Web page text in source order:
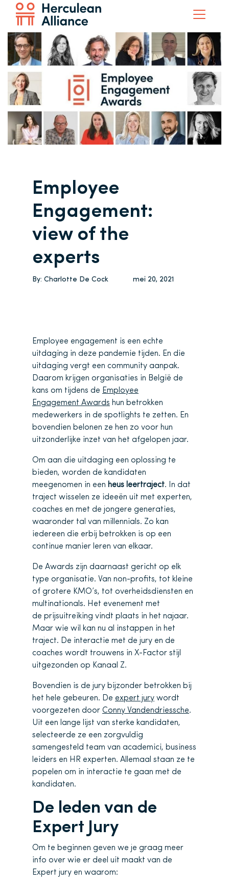
Employee
Engagement:
view of the
experts
By: Charlotte De Cock mei 20, 2021
Employee engagement is een echte
uitdaging in deze pandemie tijden. En die
uitdaging vergt een community aanpak.
Daarom krijgen organisaties in België de
kans om tijdens de Employee
Engagement Awards hun betrokken
medewerkers in de spotlights te zetten. En
bovendien belonen ze hen zo voor hun
uitzonderlijke inzet van het afgelopen jaar.
Om aan die uitdaging een oplossing te
bieden, worden de kandidaten
meegenomen in een heus leertraject. In dat
traject wisselen ze ideeën uit met experten,
coaches en met de jongere generaties,
waaronder tal van millennials. Zo kan
iedereen die erbij betrokken is op een
continue manier leren van elkaar.
De Awards zijn daarnaast gericht op elk
type organisatie. Van non-profits, tot kleine
of grotere KMO’s, tot overheidsdiensten en
multinationals. Het evenement met
de prijsuitreiking vindt plaats in het najaar.
Maar wie wil kan nu al instappen in het
traject. De interactie met de jury en de
coaches wordt trouwens in X-Factor stijl
uitgezonden op Kanaal Z.
Bovendien is de jury bijzonder betrokken bij
het hele gebeuren. De expert jury wordt
voorgezeten door Conny Vandendriessche.
Uit een lange lijst van sterke kandidaten,
selecteerde ze een zorgvuldig
samengesteld team van academici, business
leiders en HR experten. Allemaal staan ze te
popelen om in interactie te gaan met de
kandidaten.
De leden van de
Expert Jury
Om te beginnen geven we je graag meer
info over wie er deel uit maakt van de
Expert jury en waarom: